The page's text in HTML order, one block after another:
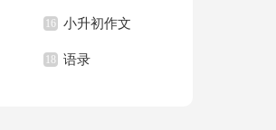
16 小升初作文
18 语录